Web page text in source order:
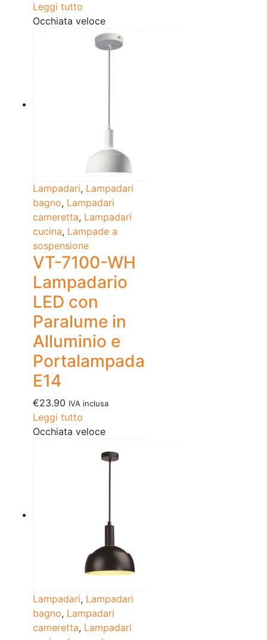
Leggi tutto
Occhiata veloce
Lampadari, Lampadari
bagno, Lampadari
cameretta, Lampadari
cucina, Lampade a
sospensione
VT-7100-WH
Lampadario
LED con
Paralume in
Alluminio e
Portalampada
E14
€23.90 IVA inclusa
Leggi tutto
Occhiata veloce
Lampadari, Lampadari
bagno, Lampadari
cameretta, Lampadari